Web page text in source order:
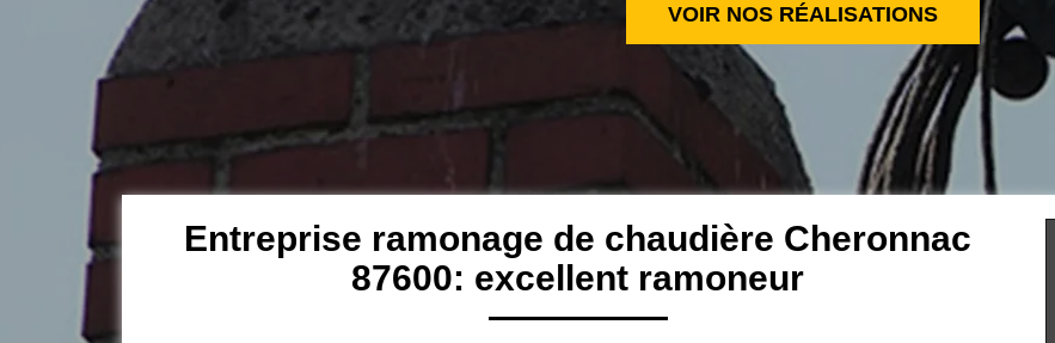
VOIR NOS RÉALISATIONS
Entreprise ramonage de chaudière Cheronnac
87600: excellent ramoneur